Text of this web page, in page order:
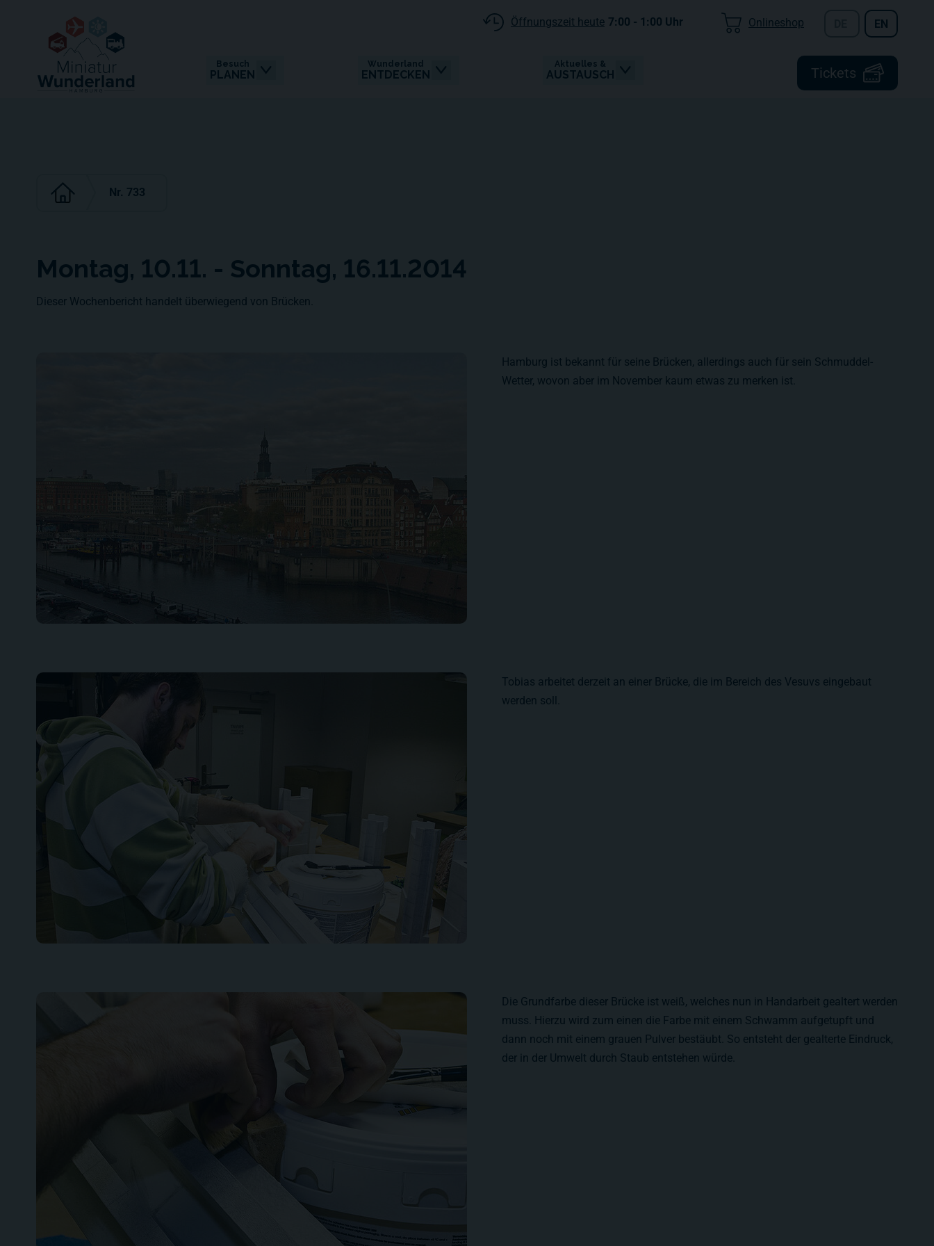
Tickets
Besuch
PLANEN
Wunderland
ENTDECKEN
Aktuelles &
AUSTAUSCH
Öffnungszeit heute 7:00 - 1:00 Uhr Onlineshop EN
Nr. 733
Montag, 10.11. - Sonntag, 16.11.2014
Dieser Wochenbericht handelt überwiegend von Brücken.
Hamburg ist bekannt für seine Brücken, allerdings auch für sein Schmuddel-
Wetter, wovon aber im November kaum etwas zu merken ist.
Tobias arbeitet derzeit an einer Brücke, die im Bereich des Vesuvs eingebaut
werden soll.
Die Grundfarbe dieser Brücke ist weiß, welches nun in Handarbeit gealtert werden
muss. Hierzu wird zum einen die Farbe mit einem Schwamm aufgetupft und
dann noch mit einem grauen Pulver bestäubt. So entsteht der gealterte Eindruck,
der in der Umwelt durch Staub entstehen würde.